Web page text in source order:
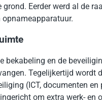
Eerder werd al de
bekabeling en de
Tegelijkertijd wordt
(ICT, documenten
om extra werk- en